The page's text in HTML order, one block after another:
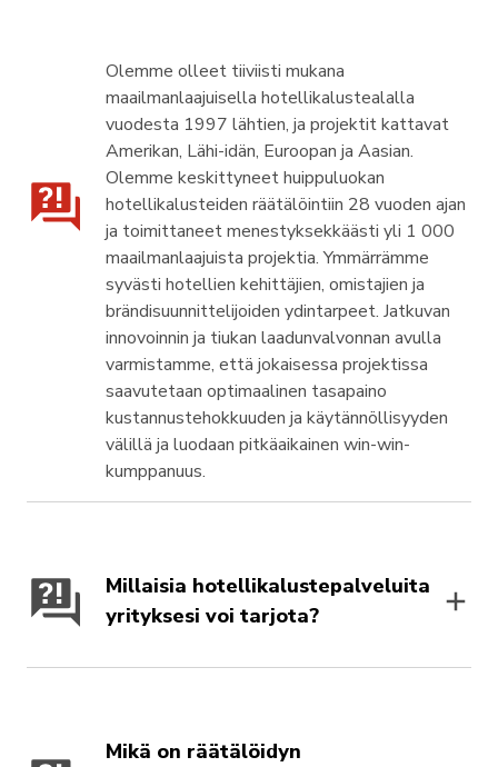
Olemme olleet tiiviisti mukana
maailmanlaajuisella hotellikalustealalla
vuodesta 1997 lähtien, ja projektit kattavat
Amerikan, Lähi-idän, Euroopan ja Aasian.
Olemme keskittyneet huippuluokan
hotellikalusteiden räätälöintiin 28 vuoden ajan
ja toimittaneet menestyksekkäästi yli 1 000
maailmanlaajuista projektia. Ymmärrämme
syvästi hotellien kehittäjien, omistajien ja
brändisuunnittelijoiden ydintarpeet. Jatkuvan
innovoinnin ja tiukan laadunvalvonnan avulla
varmistamme, että jokaisessa projektissa
saavutetaan optimaalinen tasapaino
kustannustehokkuuden ja käytännöllisyyden
välillä ja luodaan pitkäaikainen win-win-
kumppanuus.
Millaisia hotellikalustepalveluita
yrityksesi voi tarjota?
Mikä on räätälöidyn